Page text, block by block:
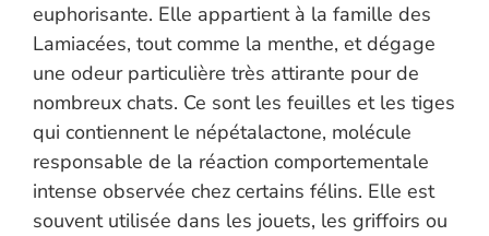
euphorisante. Elle appartient à la famille des
Lamiacées, tout comme la menthe, et dégage
une odeur particulière très attirante pour de
nombreux chats. Ce sont les feuilles et les tiges
qui contiennent le népétalactone, molécule
responsable de la réaction comportementale
intense observée chez certains félins. Elle est
souvent utilisée dans les jouets, les griffoirs ou